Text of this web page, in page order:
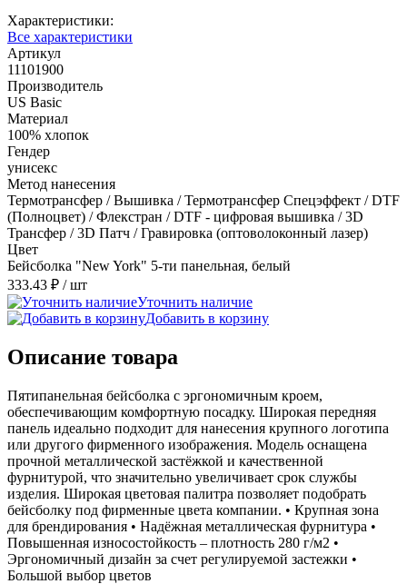
Характеристики:
Все характеристики
Артикул
11101900
Производитель
US Basic
Материал
100% хлопок
Гендер
унисекс
Метод нанесения
Термотрансфер / Вышивка / Термотрансфер Спецэффект / DTF
(Полноцвет) / Флекстран / DTF - цифровая вышивка / 3D
Трансфер / 3D Патч / Гравировка (оптоволоконный лазер)
Цвет
Бейсболка "New York" 5-ти панельная, белый
333.43 ₽ / шт
Уточнить наличие
Добавить в корзину
Описание товара
Пятипанельная бейсболка с эргономичным кроем,
обеспечивающим комфортную посадку. Широкая передняя
панель идеально подходит для нанесения крупного логотипа
или другого фирменного изображения. Модель оснащена
прочной металлической застёжкой и качественной
фурнитурой, что значительно увеличивает срок службы
изделия. Широкая цветовая палитра позволяет подобрать
бейсболку под фирменные цвета компании. • Крупная зона
для брендирования • Надёжная металлическая фурнитура •
Повышенная износостойкость – плотность 280 г/м2 •
Эргономичный дизайн за счет регулируемой застежки •
Большой выбор цветов